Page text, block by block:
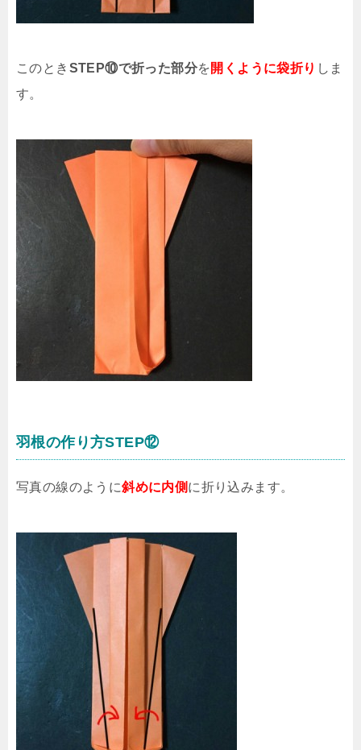
このとき STEP⑩で折った部分を開くように袋折り しま
す。
羽根の作り方STEP⑫
写真の線のように斜めに内側 に折り込みます。